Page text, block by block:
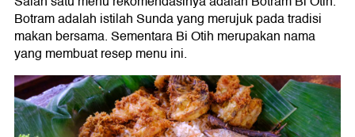
Botram adalah istilah Sunda yang merujuk pada tradisi
makan bersama. Sementara Bi Otih merupakan nama
yang membuat resep menu ini.